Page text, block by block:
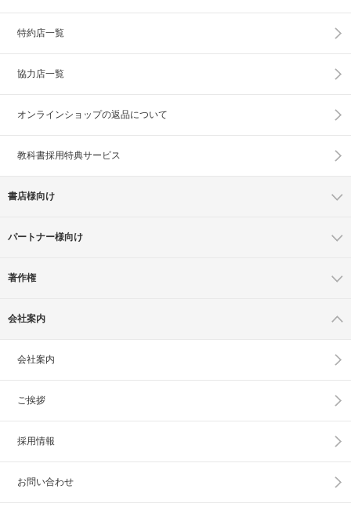
特約店一覧
協力店一覧
オンラインショップの返品について
教科書採用特典サービス
書店様向け
パートナー様向け
著作権
会社案内
会社案内
ご挨拶
採用情報
お問い合わせ